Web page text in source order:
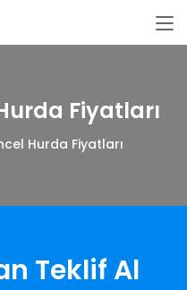
Fiyatları
Hurda Fiyatları
Teklif Al